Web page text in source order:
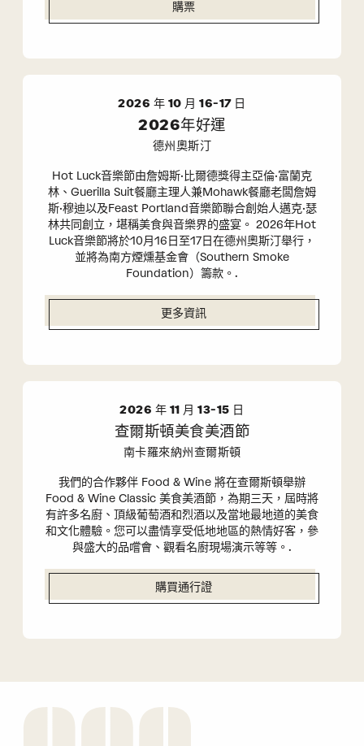
購票
2026 年 10 月 16-17 日
2026年好運
德州奧斯汀
Hot Luck音樂節由詹姆斯·比爾德獎得主亞倫·富蘭克
林、Guerilla Suit餐廳主理人兼Mohawk餐廳老闆詹姆
斯·穆迪以及Feast Portland音樂節聯合創始人邁克·瑟
林共同創立，堪稱美食與音樂界的盛宴。 2026年Hot
Luck音樂節將於10月16日至17日在德州奧斯汀舉行，
並將為南方煙燻基金會（Southern Smoke
Foundation）籌款。.
更多資訊
2026 年 11 月 13-15 日
查爾斯頓美食美酒節
南卡羅來納州查爾斯頓
我們的合作夥伴 Food & Wine 將在查爾斯頓舉辦
Food & Wine Classic 美食美酒節，為期三天，屆時將
有許多名廚、頂級葡萄酒和烈酒以及當地最地道的美食
和文化體驗。您可以盡情享受低地地區的熱情好客，參
與盛大的品嚐會、觀看名廚現場演示等等。.
購買通行證